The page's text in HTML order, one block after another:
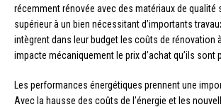
récemment rénovée avec des matériaux de qualité
supérieur à un bien nécessitant d’importants
intègrent dans leur budget les coûts de rénovation
impacte mécaniquement le prix d’achat qu’ils sont
Les performances énergétiques prennent une
Avec la hausse des coûts de l’énergie et les